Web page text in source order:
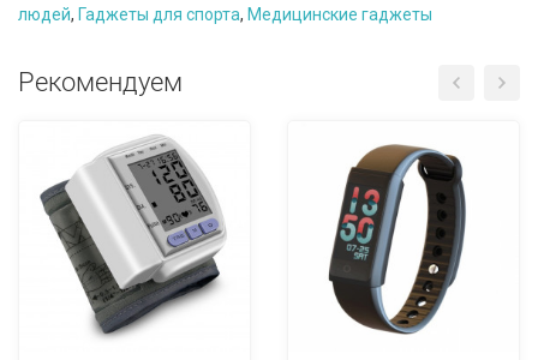
людей, Гаджеты для спорта, Медицинские гаджеты
Рекомендуем